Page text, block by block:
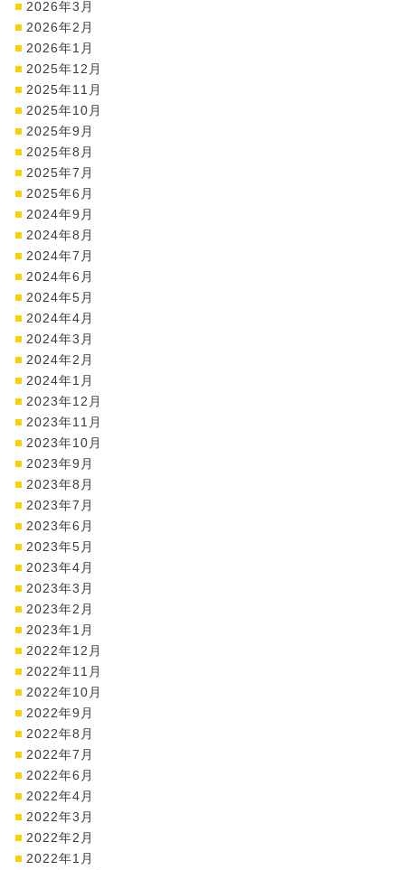
2026年3月
2026年2月
2026年1月
2025年12月
2025年11月
2025年10月
2025年9月
2025年8月
2025年7月
2025年6月
2024年9月
2024年8月
2024年7月
2024年6月
2024年5月
2024年4月
2024年3月
2024年2月
2024年1月
2023年12月
2023年11月
2023年10月
2023年9月
2023年8月
2023年7月
2023年6月
2023年5月
2023年4月
2023年3月
2023年2月
2023年1月
2022年12月
2022年11月
2022年10月
2022年9月
2022年8月
2022年7月
2022年6月
2022年4月
2022年3月
2022年2月
2022年1月